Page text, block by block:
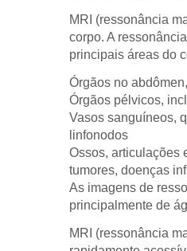
MRI (ressonância
corpo. A
principais áreas do
Órgãos no
Órgãos pélvicos,
Vasos sanguíneos,
linfonodos
Ossos, articulações
tumores, doenças
As imagens de
principalmente de
MRI (ressonância